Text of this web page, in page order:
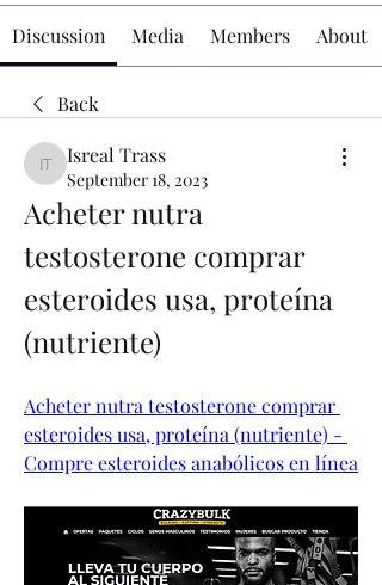
Discussion Media Members About
Back
Isreal Trass
Isreal Trass
September 18, 2023
Acheter nutra
testosterone comprar
esteroides usa, proteína
(nutriente)
Acheter nutra testosterone comprar
esteroides usa, proteína (nutriente) -
Compre esteroides anabólicos en línea